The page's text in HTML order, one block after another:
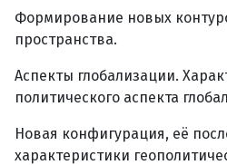
Формирование новых
пространства.
Аспекты глобализации.
политического аспекта
Новая конфигурация, её
характеристики